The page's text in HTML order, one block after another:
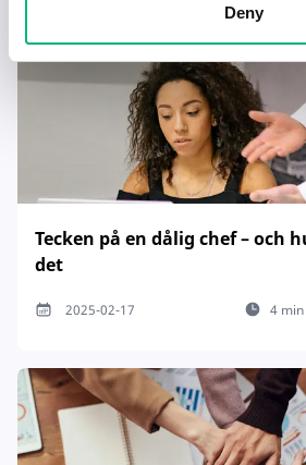
Deny
Tecken på en dålig chef – och
det
2025-02-17 4 min